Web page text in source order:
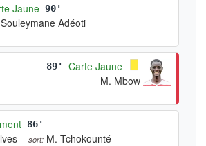
Jaune 90'
Adéoti
89'
Carte Jaune
M. Mbow
86'
sort: M. Tchokounté